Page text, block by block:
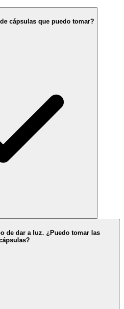
cápsulas que puedo tomar?
de dar a luz. ¿Puedo tomar las